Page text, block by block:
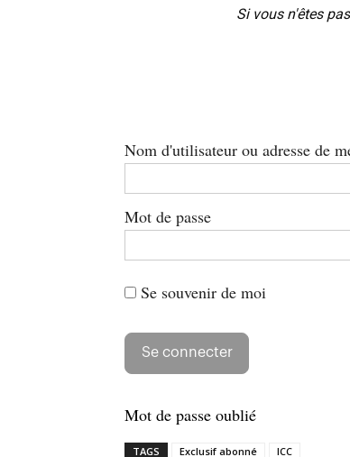
Si vous n'êtes
Nom d'utilisateur ou adresse de
Mot de passe
Se souvenir de moi
Mot de passe oublié
TAGS Exclusif abonné ICC